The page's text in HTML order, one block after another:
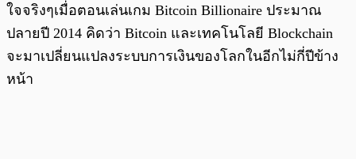
ใจจริงๆเมื่อตอนเล่นเกม Bitcoin Billionaire ประมาณ
ปลายปี 2014 คิดว่า Bitcoin และเทคโนโลยี Blockchain
จะมาเปลี่ยนแปลงระบบการเงินของโลกในอีกไม่กี่ปีข้าง
หน้า